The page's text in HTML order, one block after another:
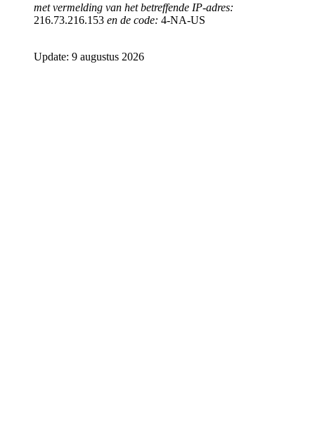
met vermelding van het betreffende IP-adres:
216.73.216.153 en de code: 4-NA-US
Update: 9 augustus 2026